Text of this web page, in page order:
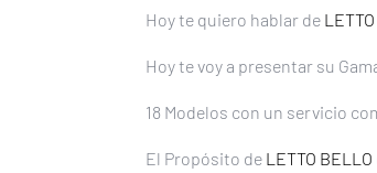
Hoy te quiero hablar de
Hoy te voy a presentar su
18 Modelos con un servicio
El Propósito de LETTO BELLO